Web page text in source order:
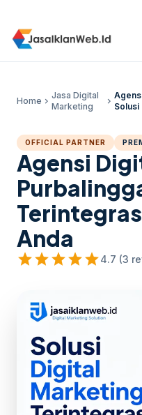
Home chevron_right
Jasa Digital
Marketing
chevron_right Solusi
OFFICIAL PARTNER
Agensi
Anda
starstarstarstarstar4.7 (3